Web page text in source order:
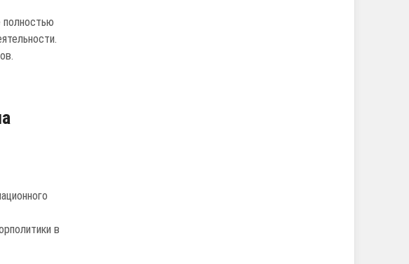
полностью
в